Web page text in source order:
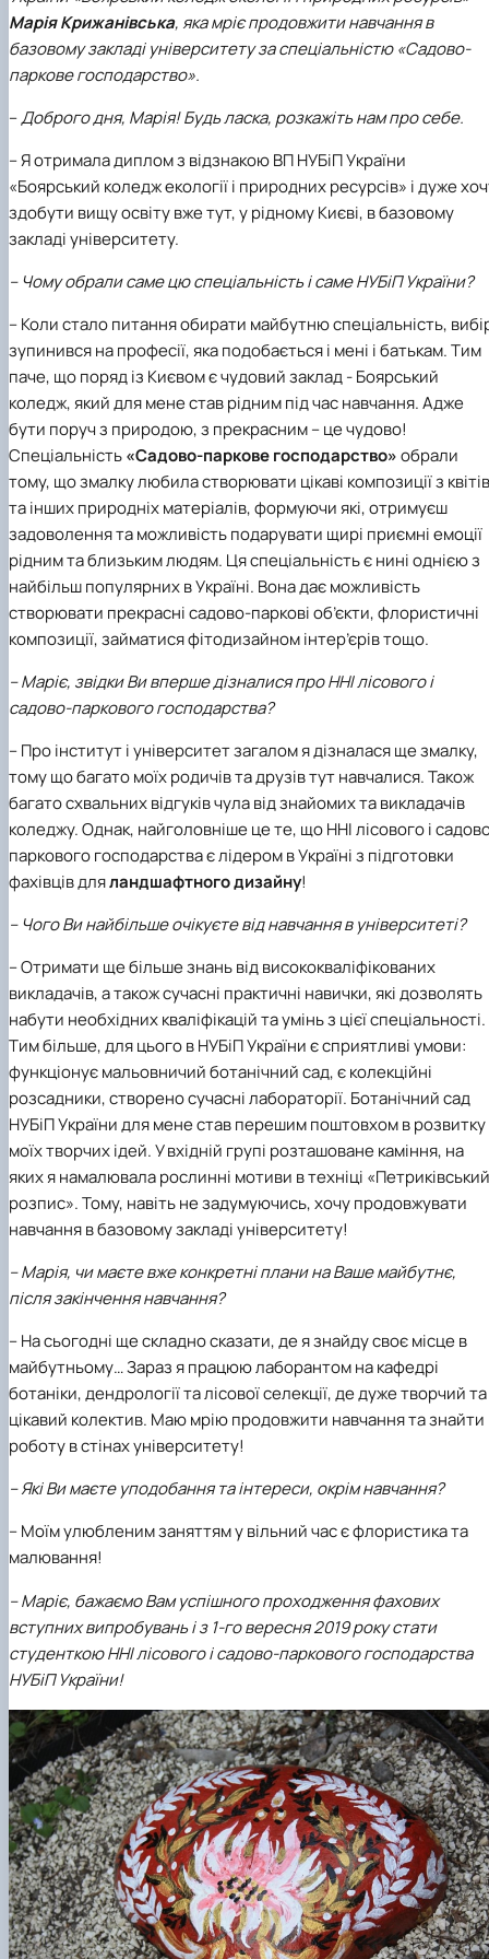
КОРЕНЬ Володимир Анатолійович
- 08.02.2025 р.), випускник 2013 рок…
ЛАЗЕБНИК Іван Вікторович (25.02.1993 -
17.09.2023 р.), випускник 2019 року, спі…
ЛЕВЧЕНКО Валентин Віталійович
ЛІЧНИЙ Юрій Русланович (06.05.1996 -
15.12.2024 р.), випускник 2019 року.
МИКУЛІЧ Богдан Олексійович (07.08.1991
-12.07.2023 р.), випускник 2013 року.
МИРОНЕНКО Михайло Вікторович
- 24.05.2024 р.), випускник 1999 року.
МУЗИЧЕНКО Костянтин Вікторович
(18.02.1993 – 13.02.2023 р.), випускник 2021
рок…
ОБЛОМЕЙ Семен Олександрович
- 21.06.2022 р.), студент 3-го курсу 20…
ПАЛІЄНКО Максим Володимирович
- 24.08.2022 р.), випускник 2011 року.
ПЕТРИЧЕНКО Віктор Михайлович
17.05.2022 р.), випускник 2011 року.
СЕРГА Петро Грирорович (18.06.1999 -
17.04.2024 р.), студент 2-го курсу 2024 рі…
СОЛОВЙОВ Сергій Олександрович
(08.06.1983 - 27.09.2022 р.), випускник 2017
року.
СОРОКА Олександр Григорович
03.07.2023 р.), випускник 2019 року.
- 20.05.2022 р.), випускник 1999 року.
ТЕРЕЩЕНКО Ростислав Віталійович
ТУШАКОВСЬКИЙ Борис Олександрович
(02.05.1981 - 02.02.2025 р.), випускник 2003 р…
ШЕВЧЕНКО Володимир В’ячеславович
(30.06.1965 - 03.2022 р.), випускник 1992 року.
ШИНКАРЬОВ Олексій Сергійович
- 25.08.2023 р.), випускник 2016 року.
ЯРЕМА Микола Юрійович (13.12.1973 -
18.12.2022 р.), випускник 1996 року.
Марія Крижанівська, яка мріє продовжити навчання в
базовому закладі університету за спеціальністю «Садово-
паркове господарство».
–Доброго дня, Марія! Будь ласка, розкажіть нам про себе.
– Я отримала диплом з відзнакою ВП НУБіП України
«Боярський коледж екології і природних ресурсів» і дуже
здобути вищу освіту вже тут, у рідному Києві, в базовому
закладі університету.
– Чому обрали саме цю спеціальність і саме НУБіП України?
– Коли стало питання обирати майбутню спеціальність,
зупинився на професії, яка подобається і мені і батькам. Тим
паче, що поряд із Києвом є чудовий заклад - Боярський
коледж, який для мене став рідним під час навчання. Адже
бути поруч з природою, з прекрасним – це чудово!
Спеціальність«Садово-паркове господарство»обрали
тому, що змалку любила створювати цікаві композиції з квітів
та інших природніх матеріалів, формуючи які, отримуєш
задоволення та можливість подарувати щирі приємні емоції
рідним та близьким людям. Ця спеціальність є нині однією з
найбільш популярних в Україні. Вона дає можливість
створювати прекрасні садово-паркові об’єкти, флористичні
композиції, займатися фітодизайном інтер’єрів тощо.
– Маріє, звідки Ви вперше дізналися про ННІ лісового і
садово-паркового господарства?
– Про інститут і університет загалом я дізналася ще змалку,
тому що багато моїх родичів та друзів тут навчалися. Також
багато схвальних відгуків чула від знайомих та викладачів
коледжу. Однак, найголовніше це те, що ННІ лісового і
паркового господарства є лідером в Україні з підготовки
фахівців дляландшафтного дизайну!
– Чого Ви найбільше очікуєте від навчання в університеті?
– Отримати ще більше знань від висококваліфікованих
викладачів, а також сучасні практичні навички, які дозволять
набути необхідних кваліфікацій та умінь з цієї спеціальності.
Тим більше, для цього в НУБіП України є сприятливі умови:
функціонує мальовничий ботанічний сад, є колекційні
розсадники, створено сучасні лабораторії. Ботанічний сад
НУБіП України для мене став перешим поштовхом в розвитку
моїх творчих ідей. У вхідній групі розташоване каміння, на
яких я намалювала рослинні мотиви в техніці «Петриківський
розпис». Тому, навіть не задумуючись, хочу продовжувати
навчання в базовому закладі університету!
– Марія, чи маєте вже конкретні плани на Ваше майбутнє,
після закінчення навчання?
– На сьогодні ще складно сказати, де я знайду своє місце в
майбутньому… Зараз я працюю лаборантом на кафедрі
ботаніки, дендрології та лісової селекції, де дуже творчий та
цікавий колектив. Маю мрію продовжити навчання та знайти
роботу в стінах університету!
– Які Ви маєте уподобання та інтереси, окрім навчання?
– Моїм улюбленим заняттям у вільний час є флористика та
малювання!
– Маріє, бажаємо Вам успішного проходження фахових
вступних випробувань і з 1-го вересня 2019 року стати
студенткою ННІ лісового і садово-паркового господарства
НУБіП України!